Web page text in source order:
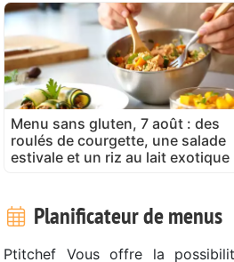
Menu sans gluten, 7 août : des
roulés de courgette, une salade
estivale et un riz au lait exotique
Planificateur de menus
Ptitchef Vous offre la